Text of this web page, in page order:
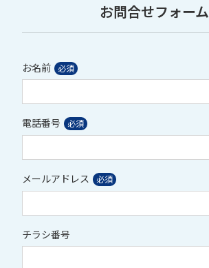
お問合せフォーム
お名前
電話番号
メールアドレス
チラシ番号